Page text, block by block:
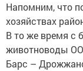
Напомним, что
хозяйствах
В то же время с
животноводы
Барс –